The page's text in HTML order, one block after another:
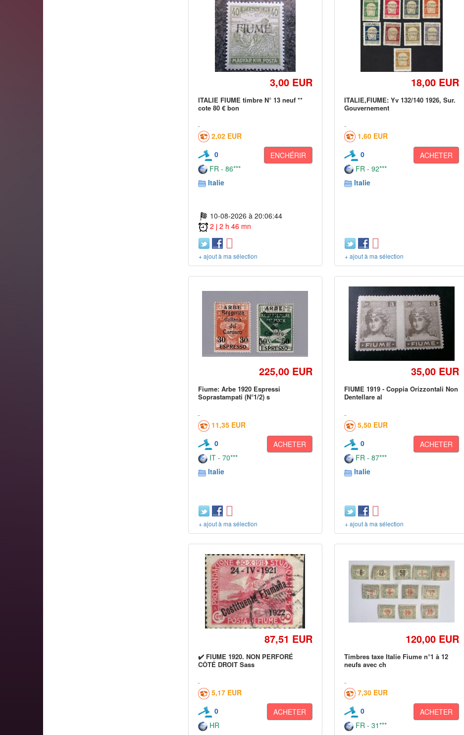
3,00 EUR
ITALIE FIUME timbre N° 13 neuf **
cote 80 € bon
2,02 EUR
0
ENCHÉRIR
FR - 86***
Italie
10-08-2026 à 20:06:44
2 j 2 h 46 mn
+ ajout à ma sélection
18,00 EUR
ITALIE,FIUME: Yv 132/140 1926, Sur.
Gouvernement
1,60 EUR
0
ACHETER
FR - 92***
Italie
+ ajout à ma sélection
225,00 EUR
Fiume: Arbe 1920 Espressi
Soprastampati (N°1/2) s
11,35 EUR
0
ACHETER
IT - 70***
Italie
+ ajout à ma sélection
35,00 EUR
FIUME 1919 - Coppia Orizzontali Non
Dentellare al
5,50 EUR
0
ACHETER
FR - 87***
Italie
+ ajout à ma sélection
87,51 EUR
✔️ FIUME 1920. NON PERFORÉ
CÔTÉ DROIT Sass
5,17 EUR
0
ACHETER
HR
120,00 EUR
Timbres taxe Italie Fiume n°1 à 12
neufs avec ch
7,30 EUR
0
ACHETER
FR - 31***